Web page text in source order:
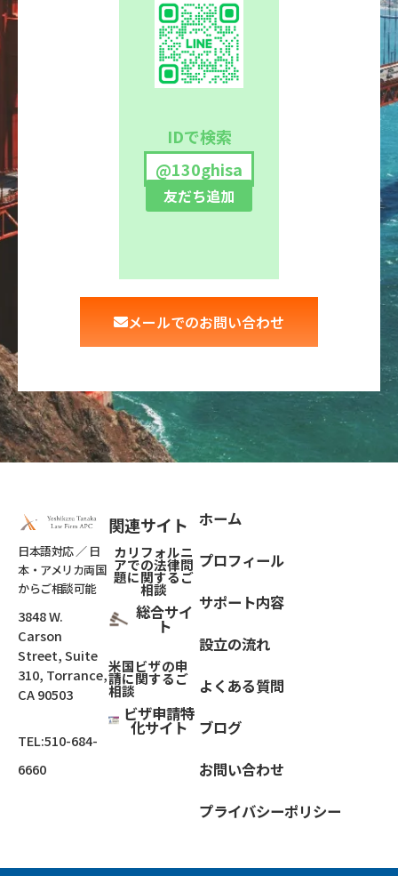
IDで検索
@130ghisa
友だち追加
メールでのお問い合わせ
日本語対応 ／ 日
本・アメリカ両国
からご相談可能
3848 W.
Carson
Street, Suite
310, Torrance,
CA 90503
TEL:510-684-
6660
関連サイト
カリフォルニ
アでの法律問
題に関するご
相談
総合サイ
ト
米国ビザの申
請に関するご
相談
ビザ申請特
化サイト
ホーム
プロフィール
サポート内容
設立の流れ
よくある質問
ブログ
お問い合わせ
プライバシーポリシー